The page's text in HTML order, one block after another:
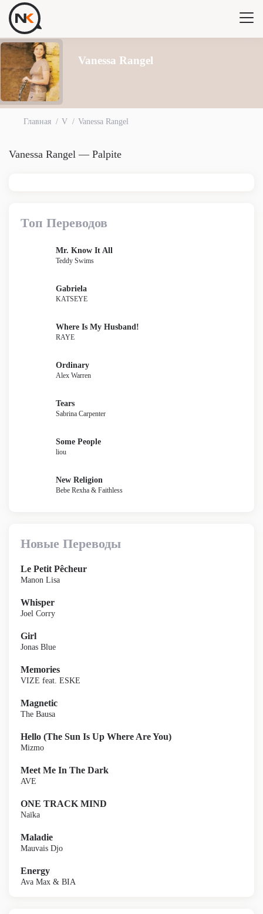
Vanessa Rangel
Главная V Vanessa Rangel
Vanessa Rangel — Palpite
Топ Переводов
Mr. Know It All
Teddy Swims
Gabriela
KATSEYE
Where Is My Husband!
RAYE
Ordinary
Alex Warren
Tears
Sabrina Carpenter
Some People
liou
New Religion
Bebe Rexha & Faithless
Новые Переводы
Le Petit Pêcheur
Manon Lisa
Whisper
Joel Corry
Girl
Jonas Blue
Memories
VIZE feat. ESKE
Magnetic
The Bausa
Hello (The Sun Is Up Where Are You)
Mizmo
Meet Me In The Dark
AVE
ONE TRACK MIND
Naïka
Maladie
Mauvais Djo
Energy
Ava Max & BIA